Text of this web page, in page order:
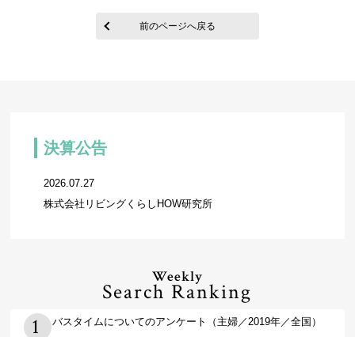
前のページへ戻る
決算公告
2026.07.27
株式会社リビングくらしHOW研究所
Weekly
Search Ranking
バスタイムについてのアンケート（主婦／2019年／全国）